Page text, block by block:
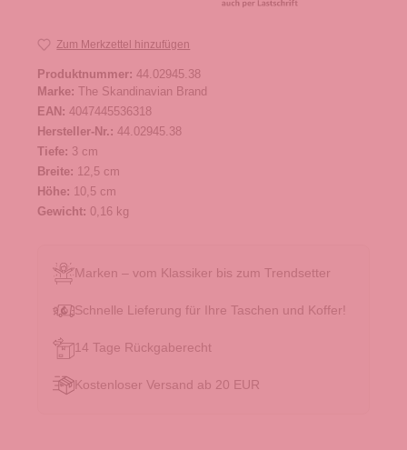
Zum Merkzettel hinzufügen
Produktnummer: 44.02945.38
Marke: The Skandinavian Brand
EAN: 4047445536318
Hersteller-Nr.: 44.02945.38
Tiefe: 3 cm
Breite: 12,5 cm
Höhe: 10,5 cm
Gewicht: 0,16 kg
Marken – vom Klassiker bis zum Trendsetter
Schnelle Lieferung für Ihre Taschen und Koffer!
14 Tage Rückgaberecht
Kostenloser Versand ab 20 EUR